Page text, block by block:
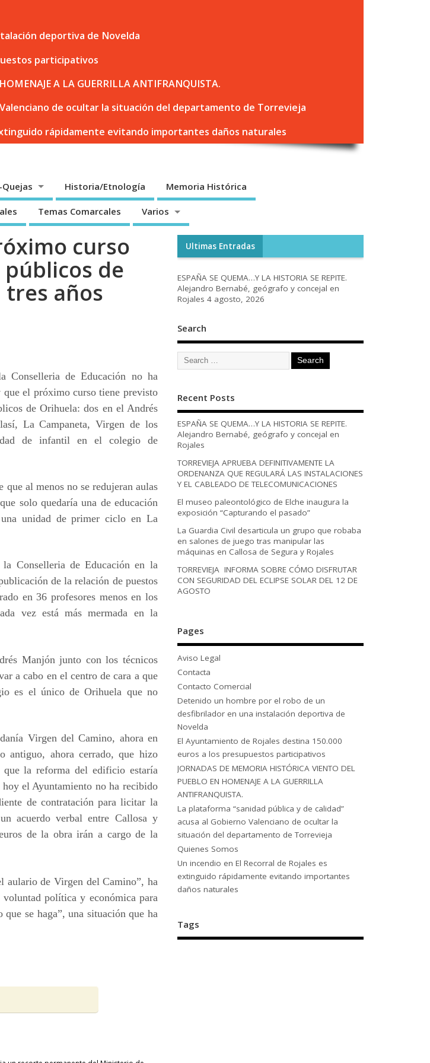
deportiva de Novelda
participativos
A LA GUERRILLA ANTIFRANQUISTA.
de ocultar la situación del departamento de Torrevieja
rápidamente evitando importantes daños naturales
Historia/Etnología Memoria Histórica
Temas Comarcales Varios
curso
de
tres años
Conselleria de Educación no ha
el próximo curso tiene previsto
de Orihuela: dos en el Andrés
La Campaneta, Virgen de los
de infantil en el colegio de
al menos no se redujeran aulas
solo quedaría una de educación
unidad de primer ciclo en La
Conselleria de Educación en la
de la relación de puestos
en 36 profesores menos en los
vez está más mermada en la
Manjón junto con los técnicos
a cabo en el centro de cara a que
es el único de Orihuela que no
Virgen del Camino, ahora en
antiguo, ahora cerrado, que hizo
la reforma del edificio estaría
el Ayuntamiento no ha recibido
de contratación para licitar la
acuerdo verbal entre Callosa y
de la obra irán a cargo de la
aulario de Virgen del Camino”, ha
política y económica para
se haga”, una situación que ha
Ultimas Entradas
ESPAÑA SE QUEMA…Y LA HISTORIA SE REPITE.
Alejandro Bernabé, geógrafo y concejal en
Rojales 4 agosto, 2026
Search
Recent Posts
ESPAÑA SE QUEMA…Y LA HISTORIA SE REPITE.
Alejandro Bernabé, geógrafo y concejal en
Rojales
TORREVIEJA APRUEBA DEFINITIVAMENTE LA
ORDENANZA QUE REGULARÁ LAS INSTALACIONES
Y EL CABLEADO DE TELECOMUNICACIONES
El museo paleontológico de Elche inaugura la
exposición “Capturando el pasado”
La Guardia Civil desarticula un grupo que robaba
en salones de juego tras manipular las
máquinas en Callosa de Segura y Rojales
TORREVIEJA INFORMA SOBRE CÓMO DISFRUTAR
CON SEGURIDAD DEL ECLIPSE SOLAR DEL 12 DE
AGOSTO
Pages
Aviso Legal
Contacta
Contacto Comercial
Detenido un hombre por el robo de un
desfibrilador en una instalación deportiva de
Novelda
El Ayuntamiento de Rojales destina 150.000
euros a los presupuestos participativos
JORNADAS DE MEMORIA HISTÓRICA VIENTO DEL
PUEBLO EN HOMENAJE A LA GUERRILLA
ANTIFRANQUISTA.
La plataforma “sanidad pública y de calidad”
acusa al Gobierno Valenciano de ocultar la
situación del departamento de Torrevieja
Quienes Somos
Un incendio en El Recorral de Rojales es
extinguido rápidamente evitando importantes
daños naturales
Tags